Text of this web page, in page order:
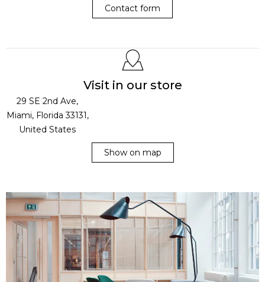
Contact form
Visit in our store
29 SE 2nd Ave,
Miami, Florida 33131,
United States
Show on map